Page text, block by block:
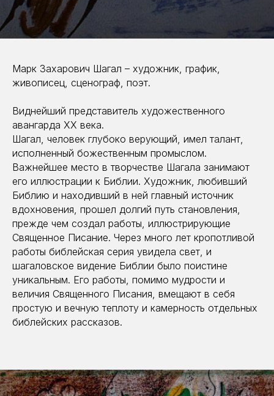
Марк Захарович Шагал – художник, график,
живописец, сценограф, поэт.
Виднейший представитель художественного
авангарда XX века.
Шагал, человек глубоко верующий, имел талант,
исполненный божественным промыслом.
Важнейшее место в творчестве Шагала занимают
его иллюстрации к Библии. Художник, любивший
Библию и находивший в ней главный источник
вдохновения, прошел долгий путь становления,
прежде чем создал работы, иллюстрирующие
Священное Писание. Через много лет кропотливой
работы библейская серия увидела свет, и
шагаловское видение Библии было поистине
уникальным. Его работы, помимо мудрости и
величия Священного Писания, вмещают в себя
простую и вечную теплоту и камерность отдельных
библейских рассказов.